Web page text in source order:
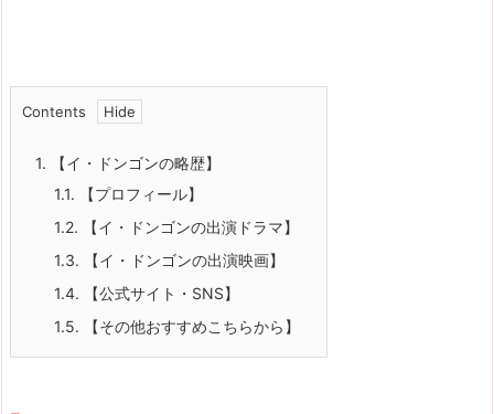
Contents
1. 【イ・ドンゴンの略歴】
1.1. 【プロフィール】
1.2. 【イ・ドンゴンの出演ドラマ】
1.3. 【イ・ドンゴンの出演映画】
1.4. 【公式サイト・SNS】
1.5. 【その他おすすめこちらから】